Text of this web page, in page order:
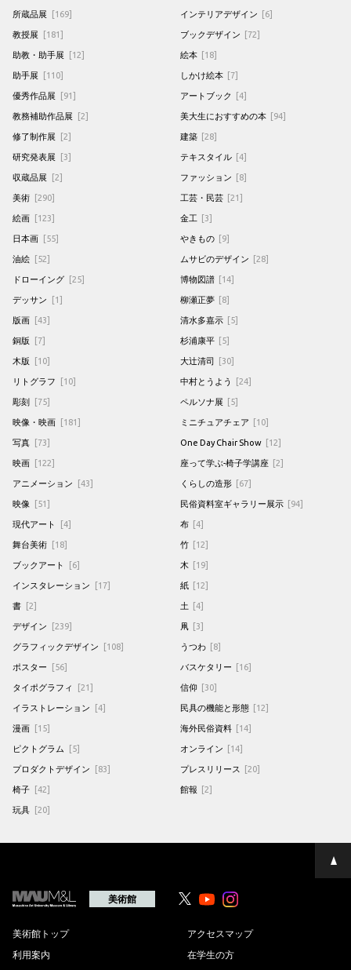
所蔵品展 [169]
教授展 [181]
助教・助手展 [12]
助手展 [110]
優秀作品展 [91]
教務補助作品展 [2]
修了制作展 [2]
研究発表展 [3]
収蔵品展 [2]
美術 [290]
絵画 [123]
日本画 [55]
油絵 [52]
ドローイング [25]
デッサン [1]
版画 [43]
銅版 [7]
木版 [10]
リトグラフ [10]
彫刻 [75]
映像・映画 [181]
写真 [73]
映画 [122]
アニメーション [43]
映像 [51]
現代アート [4]
舞台美術 [18]
ブックアート [6]
インスタレーション [17]
書 [2]
デザイン [239]
グラフィックデザイン [108]
ポスター [56]
タイポグラフィ [21]
イラストレーション [4]
漫画 [15]
ピクトグラム [5]
プロダクトデザイン [83]
椅子 [42]
玩具 [20]
インテリアデザイン [6]
ブックデザイン [72]
絵本 [18]
しかけ絵本 [7]
アートブック [4]
美大生におすすめの本 [94]
建築 [28]
テキスタイル [4]
ファッション [8]
工芸・民芸 [21]
金工 [3]
やきもの [9]
ムサビのデザイン [28]
博物図譜 [14]
柳瀬正夢 [8]
清水多嘉示 [5]
杉浦康平 [5]
大辻清司 [30]
中村とうよう [24]
ペルソナ展 [5]
ミニチュアチェア [10]
One Day Chair Show [12]
座って学ぶ-椅子学講座 [2]
くらしの造形 [67]
民俗資料室ギャラリー展示 [94]
布 [4]
竹 [12]
木 [19]
紙 [12]
土 [4]
凧 [3]
うつわ [8]
バスケタリー [16]
信仰 [30]
民具の機能と形態 [12]
海外民俗資料 [14]
オンライン [14]
プレスリリース [20]
館報 [2]
ペ
ー
美術館 YoutubeYoutube
美術館トップ
利用案内
アクセスマップ
在学生の方